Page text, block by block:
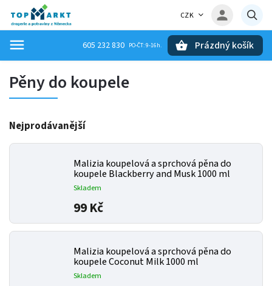
CZK
605 232 830 Prázdný košík
Pěny do koupele
Nejprodávanější
Malizia koupelová a sprchová pěna do
koupele Blackberry and Musk 1000 ml
Skladem
99 Kč
Malizia koupelová a sprchová pěna do
koupele Coconut Milk 1000 ml
Skladem